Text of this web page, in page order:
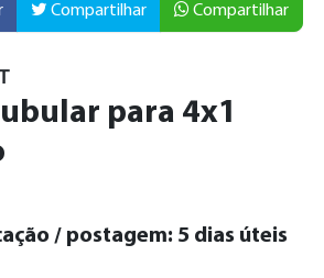
Compartilhar Compartilhar
para 4x1
/ postagem: 5 dias úteis